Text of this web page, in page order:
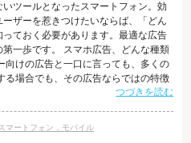
ツールとなったスマートフォン。効
ザーを惹きつけたいならば、「どん
ておく必要があります。最適な広告
一歩です。 スマホ広告、どんな種類
向けの広告と一口に言っても、多くの
る場合でも、その広告ならではの特徴
・効率的な宣伝につなげることができ
とは、検索結果ページの最上部や下
です。ユーザーが入力したキーワー
つづきを読む
スマートフォン，モバイル